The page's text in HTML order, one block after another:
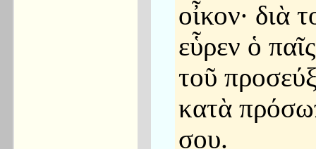
οἶκον· διὰ
εὗρεν ὁ
τοῦ
κατὰ
σου.